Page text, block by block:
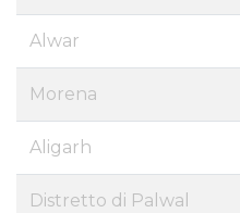
Alwar
Morena
Aligarh
Distretto di Palwal